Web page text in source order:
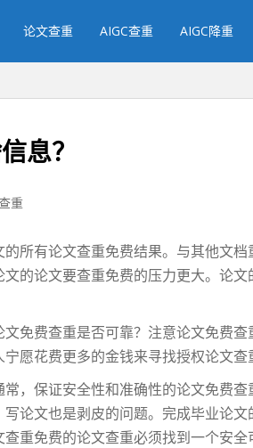
论文查重 AIGC查重 AIGC降重
息？
重
所有论文查重免费结果。与其他文
的论文要查重免费的压力更大。论
免费查重是否可靠？注意论文免费
愿花费更多的金钱来寻找授权论文
，保证安全性和准确性的论文免费
论文也是剥皮的问题。完成毕业论
重免费的论文查重必须找到一个安全